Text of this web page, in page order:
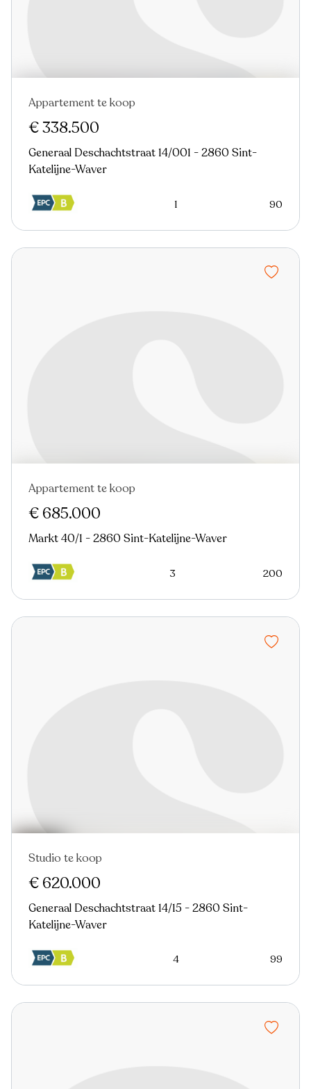
In optie
Appartement te koop
€ 338.500
Generaal Deschachtstraat 14/001 - 2860 Sint-
Katelijne-Waver
1 90
Appartement te koop
€ 685.000
Markt 40/1 - 2860 Sint-Katelijne-Waver
3 200
Studio te koop
€ 620.000
Generaal Deschachtstraat 14/15 - 2860 Sint-
Katelijne-Waver
4 99